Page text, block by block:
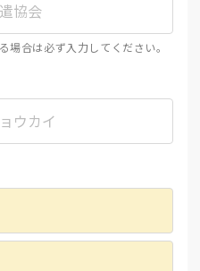
合は必ず入力してください。